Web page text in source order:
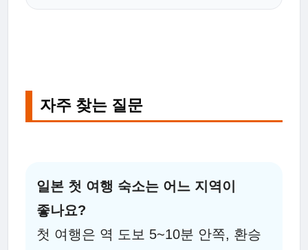
자주 찾는 질문
일본 첫 여행 숙소는 어느 지역이
좋나요?
첫 여행은 역 도보 5~10분 안쪽, 환승